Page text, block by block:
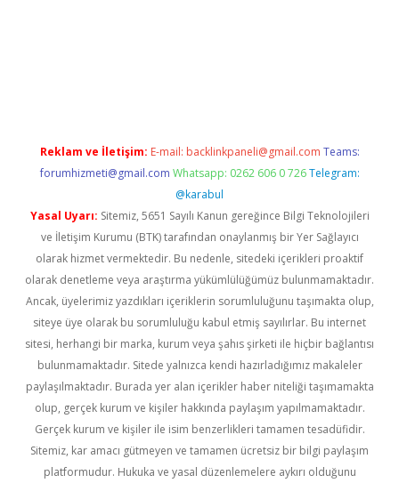
Reklam ve İletişim: E-mail: backlinkpaneli@gmail.com Teams:
forumhizmeti@gmail.com Whatsapp: 0262 606 0 726 Telegram:
@karabul
Yasal Uyarı: Sitemiz, 5651 Sayılı Kanun gereğince Bilgi Teknolojileri
ve İletişim Kurumu (BTK) tarafından onaylanmış bir Yer Sağlayıcı
olarak hizmet vermektedir. Bu nedenle, sitedeki içerikleri proaktif
olarak denetleme veya araştırma yükümlülüğümüz bulunmamaktadır.
Ancak, üyelerimiz yazdıkları içeriklerin sorumluluğunu taşımakta olup,
siteye üye olarak bu sorumluluğu kabul etmiş sayılırlar. Bu internet
sitesi, herhangi bir marka, kurum veya şahıs şirketi ile hiçbir bağlantısı
bulunmamaktadır. Sitede yalnızca kendi hazırladığımız makaleler
paylaşılmaktadır. Burada yer alan içerikler haber niteliği taşımamakta
olup, gerçek kurum ve kişiler hakkında paylaşım yapılmamaktadır.
Gerçek kurum ve kişiler ile isim benzerlikleri tamamen tesadüfidir.
Sitemiz, kar amacı gütmeyen ve tamamen ücretsiz bir bilgi paylaşım
platformudur. Hukuka ve yasal düzenlemelere aykırı olduğunu